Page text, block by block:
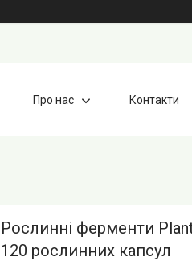
Про нас Контакти
Рослинні ферменти
120 рослинних капсул